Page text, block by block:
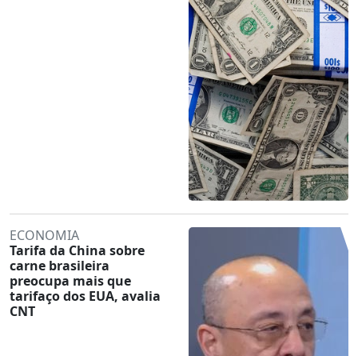
ECONOMIA
Tarifa da China sobre
carne brasileira
preocupa mais que
tarifaço dos EUA, avalia
CNT